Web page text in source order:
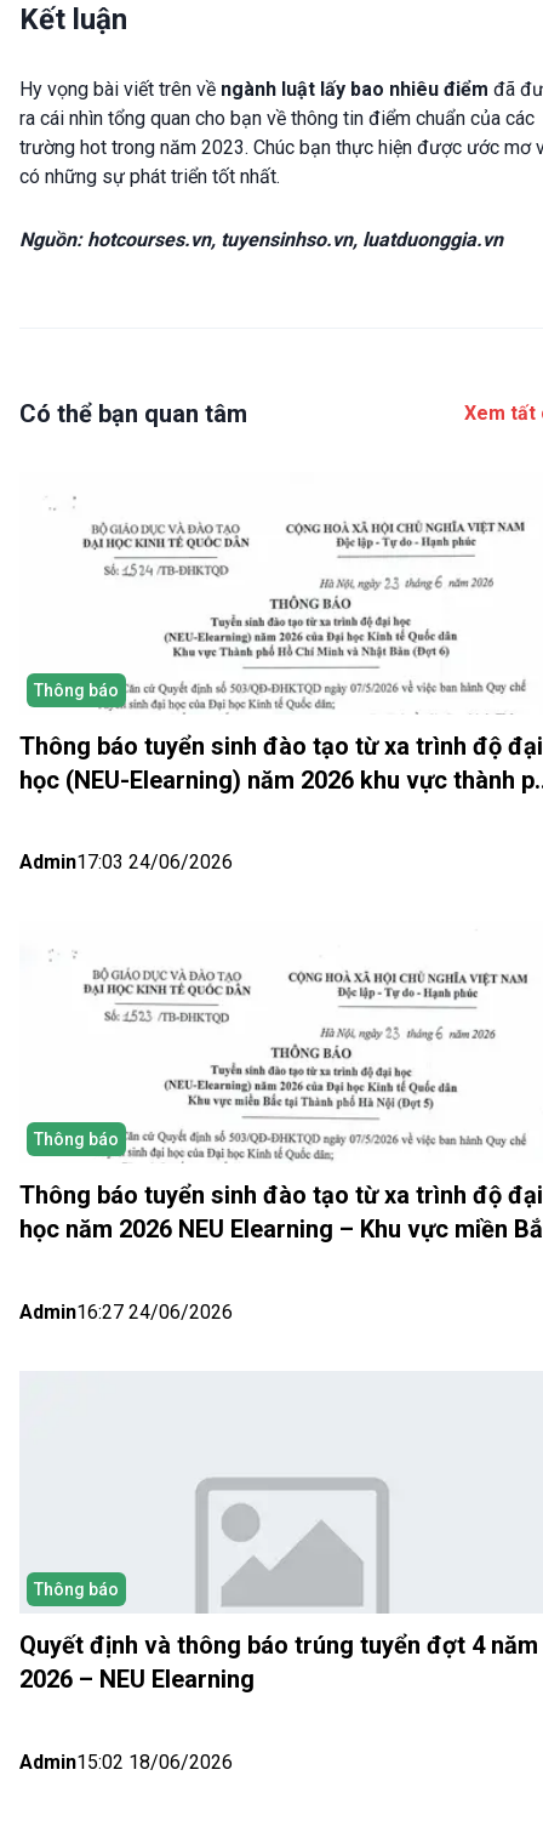
Kết luận
Hy vọng bài viết trên về ngành luật lấy bao nhiêu điểm đã
ra cái nhìn tổng quan cho bạn về thông tin điểm chuẩn của các
trường hot trong năm 2023. Chúc bạn thực hiện được ước mơ
có những sự phát triển tốt nhất.
Nguồn: hotcourses.vn, tuyensinhso.vn, luatduonggia.vn
Có thể bạn quan tâm Xem tất
Thông báo
Thông báo tuyển sinh đào tạo từ xa trình độ đại
học (NEU-Elearning) năm 2026 khu vực thành
Admin17:03 24/06/2026
Thông báo
Thông báo tuyển sinh đào tạo từ xa trình độ đại
học năm 2026 NEU Elearning – Khu vực miền
Admin16:27 24/06/2026
Thông báo
Quyết định và thông báo trúng tuyển đợt 4 năm
2026 – NEU Elearning
Admin15:02 18/06/2026